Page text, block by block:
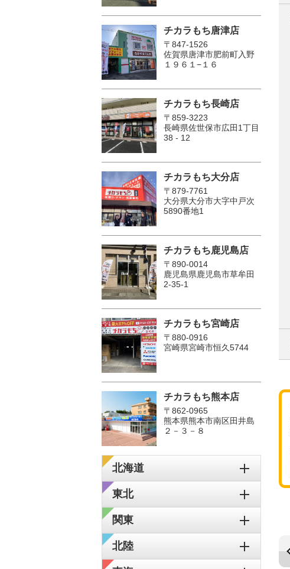
チカラもち唐津店
〒847-1526
佐賀県唐津市肥前町入野
１９６１−１６
チカラもち長崎店
〒859-3223
長崎県佐世保市広田1丁目
38 - 12
チカラもち大分店
〒879-7761
大分県大分市大字中戸次
5890番地1
チカラもち鹿児島店
〒890-0014
鹿児島県鹿児島市草牟田
2-35-1
チカラもち宮崎店
〒880-0916
宮崎県宮崎市恒久5744
チカラもち熊本店
〒862-0965
熊本県熊本市南区田井島
２－３－８
北海道
東北
関東
北陸